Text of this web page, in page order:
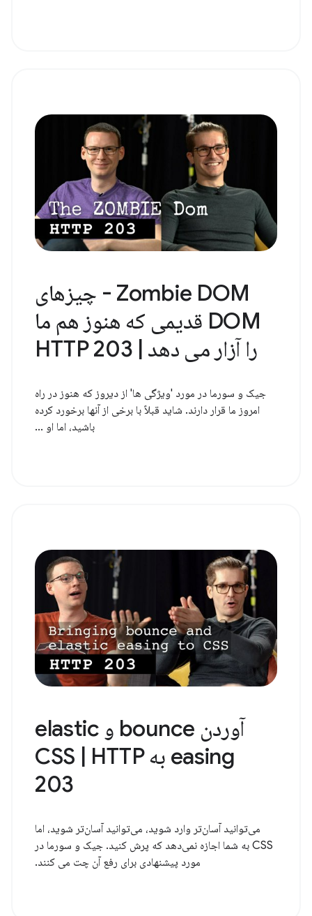
Zombie DOM - چیزهای
DOM قدیمی که هنوز هم ما
را آزار می دهد | HTTP 203
جیک و سورما در مورد 'ویژگی ها' از دیروز که هنوز در راه
امروز ما قرار دارند. شاید قبلاً با برخی از آنها برخورد کرده
باشید، اما او ...
آوردن bounce و elastic
easing به CSS | HTTP
203
می‌توانید آسان‌تر وارد شوید، می‌توانید آسان‌تر شوید، اما
CSS به شما اجازه نمی‌دهد که پرش کنید. جیک و سورما در
مورد پیشنهادی برای رفع آن چت می کنند.